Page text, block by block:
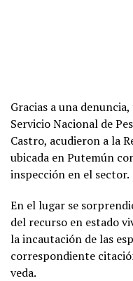
Gracias a una
Servicio Nacional de
Castro, acudieron a la
ubicada en Putemún
inspección en el sector.
En el lugar se
del recurso en estado
la incautación de las
correspondiente
veda.